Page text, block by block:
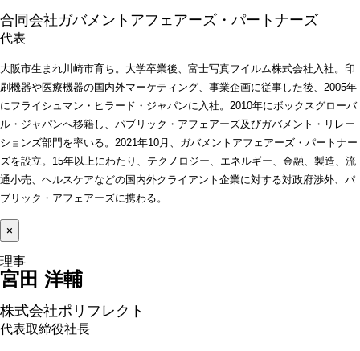
合同会社ガバメントアフェアーズ・パートナーズ
代表
大阪市生まれ川崎市育ち。大学卒業後、富士写真フイルム株式会社入社。印
刷機器や医療機器の国内外マーケティング、事業企画に従事した後、2005年
にフライシュマン・ヒラード・ジャパンに入社。2010年にボックスグローバ
ル・ジャパンへ移籍し、パブリック・アフェアーズ及びガバメント・リレー
ションズ部門を率いる。2021年10月、ガバメントアフェアーズ・パートナー
ズを設立。15年以上にわたり、テクノロジー、エネルギー、金融、製造、流
通小売、ヘルスケアなどの国内外クライアント企業に対する対政府渉外、パ
ブリック・アフェアーズに携わる。
×
宮田 洋輔
株式会社ポリフレクト
代表取締役社長